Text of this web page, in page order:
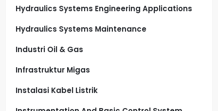
Hydraulics Systems Engineering Applications
Hydraulics Systems Maintenance
Industri Oil & Gas
Infrastruktur Migas
Instalasi Kabel Listrik